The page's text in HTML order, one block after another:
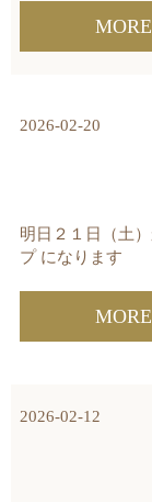
MORE
2026-02-20
明日２１日（土
プ になります
MORE
2026-02-12